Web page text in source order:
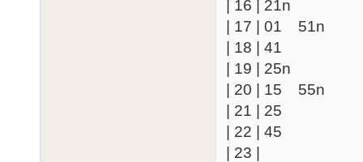
| 16 | 21n
| 17 | 01 51n
| 18 | 41
| 19 | 25n
| 20 | 15 55n
| 21 | 25
| 22 | 45
| 23 |